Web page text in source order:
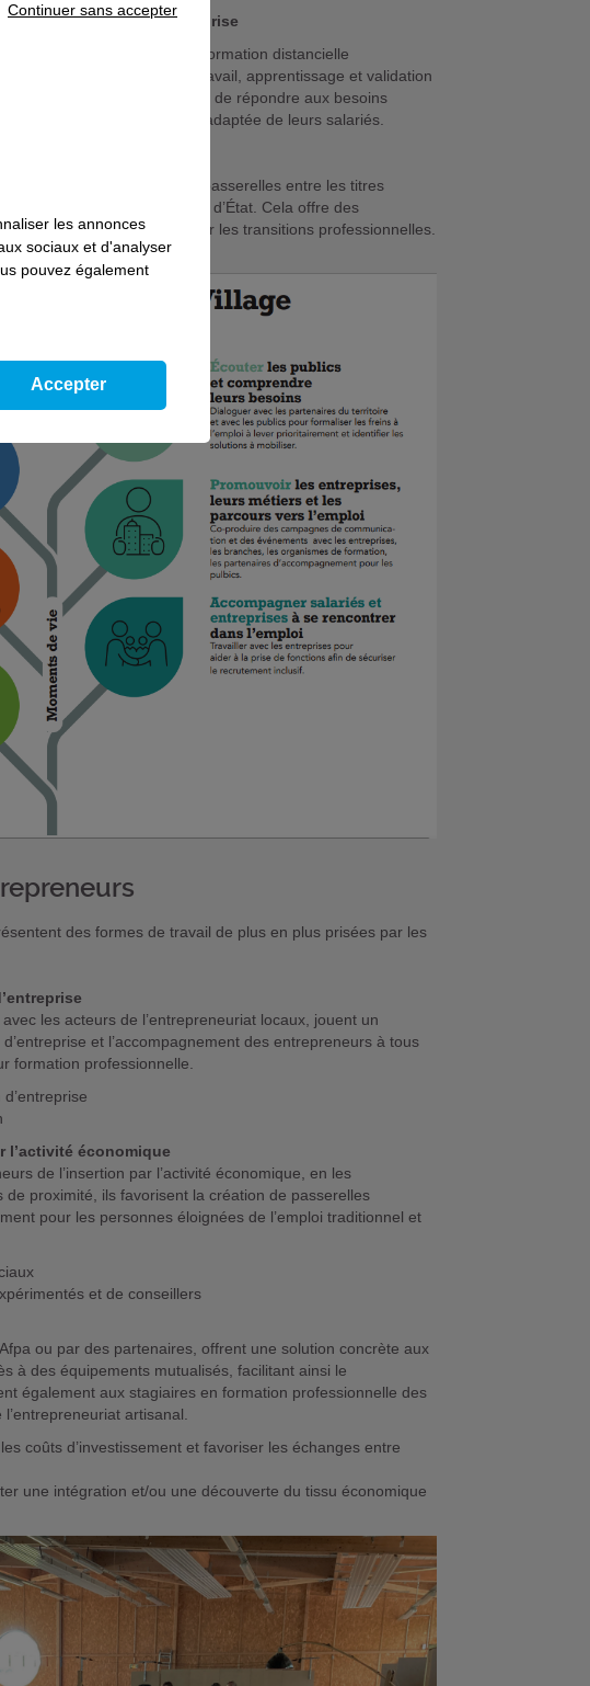
s’adapter à chaque entreprise
de formation diversifiées : formation distancielle
formation en situation de travail, apprentissage et validation
innovantes permettent de répondre aux besoins
montée en compétences adaptée de leurs salariés.
l’Afpa crée des passerelles entre les titres
et les diplômes d’État. Cela offre des
contribuant ainsi à favoriser les transitions professionnelles.
des formes de travail de plus en plus prisées par les
les acteurs de l’entrepreneuriat locaux, jouent un
et l’accompagnement des entrepreneurs à tous
formation professionnelle.
l’activité économique
de l’insertion par l’activité économique, en les
proximité, ils favorisent la création de passerelles
pour les personnes éloignées de l’emploi traditionnel et
et de conseillers
ou par des partenaires, offrent une solution concrète aux
à des équipements mutualisés, facilitant ainsi le
également aux stagiaires en formation professionnelle des
artisanal.
coûts d’investissement et favoriser les échanges entre
une intégration et/ou une découverte du tissu économique
les annonces
sociaux et d'analyser
pouvez également
Continuer sans accepter
Accepter